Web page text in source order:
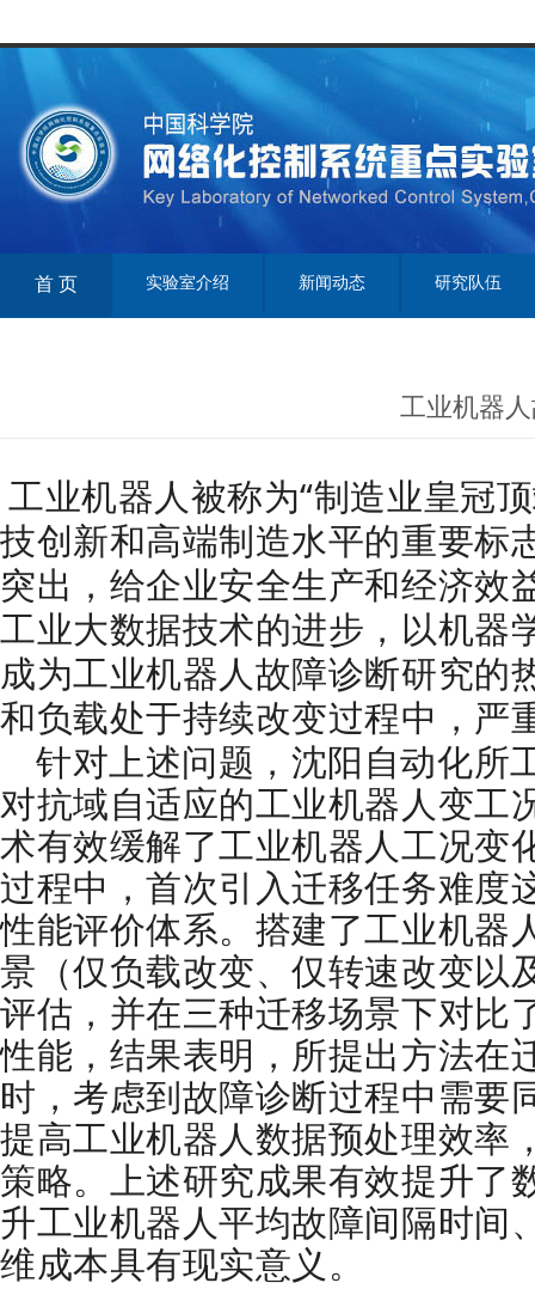
首 页 实验室介绍 新闻动态 研究队伍
工业机器
工业机器人被称为“制造业皇冠
技创新和高端制造水平的重要标
突出，给企业安全生产和经济效
工业大数据技术的进步，以机器
成为工业机器人故障诊断研究的
和负载处于持续改变过程中，严
针对上述问题，沈阳自动化所
对抗域自适应的工业机器人变工
术有效缓解了工业机器人工况变
过程中，首次引入迁移任务难度
性能评价体系。搭建了工业机器
景（仅负载改变、仅转速改变以
评估，并在三种迁移场景下对比
性能，结果表明，所提出方法在
时，考虑到故障诊断过程中需要
提高工业机器人数据预处理效率
策略。上述研究成果有效提升了
升工业机器人平均故障间隔时间
维成本具有现实意义。